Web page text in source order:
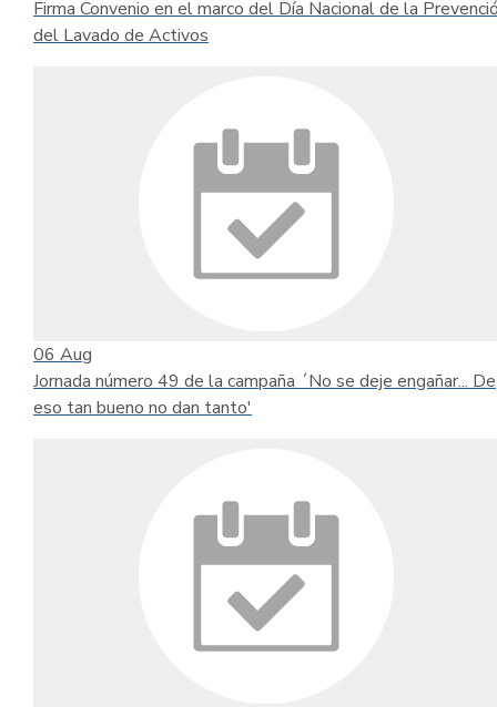
Firma Convenio en el marco del Día Nacional de la
del Lavado de Activos
06 Aug
Jornada número 49 de la campaña ´No se deje engañar... De
eso tan bueno no dan tanto'